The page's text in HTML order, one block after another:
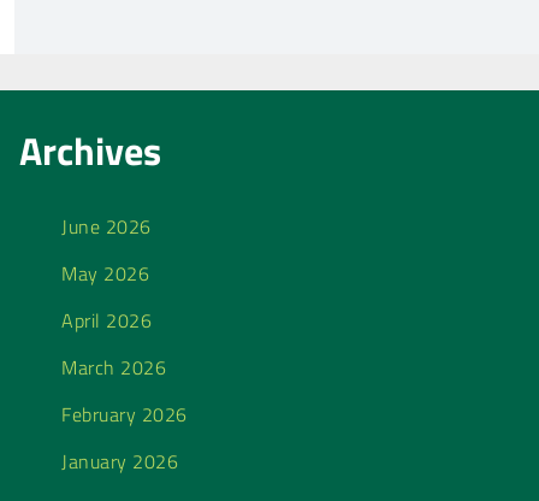
Archives
June 2026
May 2026
April 2026
March 2026
February 2026
January 2026